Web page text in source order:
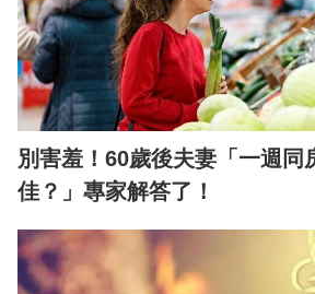
別害羞！60歲後夫妻「一週同
佳？」專家解答了！